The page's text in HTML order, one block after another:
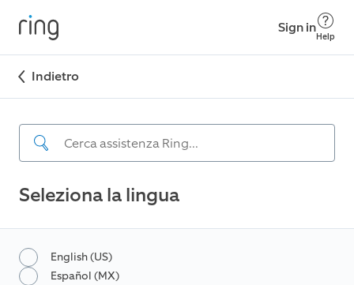
Sign in
Help
Indietro
Seleziona la lingua
English (US)
Español (MX)